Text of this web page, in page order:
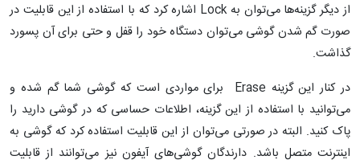
از دیگر گزینه‌ها می‌توان به Lock اشاره کرد که با استفاده از این قابلیت در
صورت گم شدن گوشی می‌توان دستگاه خود را قفل و حتی برای آن پسورد
گذاشت.
در کنار این گزینه Erase برای مواردی است که گوشی شما گم شده و
می‌توانید با استفاده از این گزینه، اطلاعات حساسی که در گوشی دارید را
پاک کنید. البته در صورتی می‌توان از این قابلیت استفاده کرد که گوشی به
اینترنت متصل باشد. دارندگان گوشی‌های آیفون نیز می‌توانند از قابلیت